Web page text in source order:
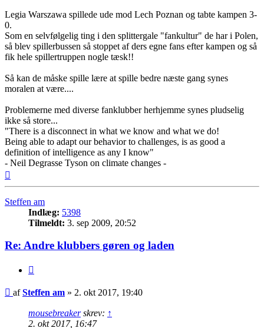
Legia Warszawa spillede ude mod Lech Poznan og tabte kampen 3-
0.
Som en selvfølgelig ting i den splittergale "fankultur" de har i Polen,
så blev spillerbussen så stoppet af ders egne fans efter kampen og så
fik hele spillertruppen nogle tæsk!!
Så kan de måske spille lære at spille bedre næste gang synes
moralen at være....
Problemerne med diverse fanklubber herhjemme synes pludselig
ikke så store...
"There is a disconnect in what we know and what we do!
Being able to adapt our behavior to challenges, is as good a
definition of intelligence as any I know"
- Neil Degrasse Tyson on climate changes -
Steffen am
Indlæg: 5398
Tilmeldt: 3. sep 2009, 20:52
Re: Andre klubbers gøren og laden
Indlæg
afSteffen am » 2. okt 2017, 19:40
mousebreakerskrev: ↑
2. okt 2017, 16:47